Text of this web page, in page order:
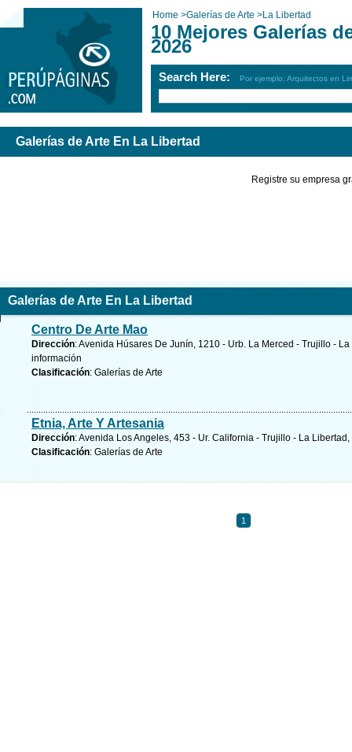
Home >Galerías de Arte >La Libertad
10 Mejores Galerías
2026
Search Here: Por ejemplo: Arquitectos en
Galerías de Arte En La Libertad
Registre su empresa
Galerías de Arte En La Libertad
Centro De Arte Mao
Dirección: Avenida Húsares De Junín, 1210 - Urb. La Merced - Trujillo -
información
Clasificación: Galerías de Arte
Etnia, Arte Y Artesania
Dirección: Avenida Los Angeles, 453 - Ur. California - Trujillo - La
Clasificación: Galerías de Arte
1